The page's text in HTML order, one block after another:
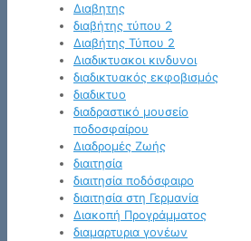
Διαβητης
διαβήτης τύπου 2
Διαβήτης Τύπου 2
Διαδικτυακοι κινδυνοι
διαδικτυακός εκφοβισμός
διαδικτυο
διαδραστικό μουσείο
ποδοσφαίρου
Διαδρομές Ζωής
διαιτησία
διαιτησία ποδόσφαιρο
διαιτησία στη Γερμανία
Διακοπή Προγράμματος
διαμαρτυρια γονέων